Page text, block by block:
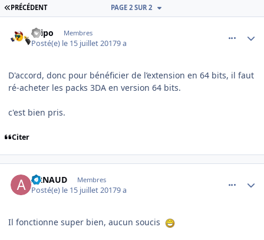
PREMIÈRE PAGE
PRÉCÉDENT PAGE 2 SUR 2
Filipo Membres
Posté(e) le 15 juillet 20179 a
D'accord, donc pour bénéficier de l’extension en 64 bits, il faut
ré-acheter les packs 3DA en version 64 bits.
c'est bien pris.
Citer
ARNAUD Membres
Posté(e) le 15 juillet 20179 a
Il fonctionne super bien, aucun soucis